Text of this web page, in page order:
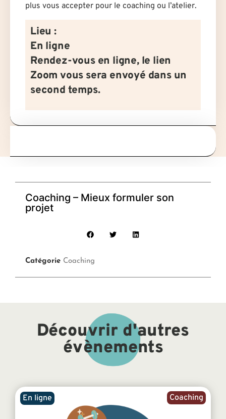
plus vous accepter pour le coaching ou l’atelier.
Lieu :
En ligne
Rendez-vous en ligne, le lien
Zoom vous sera envoyé dans un
second temps.
Coaching – Mieux formuler son
projet
Catégorie Coaching
Découvrir d'autres
évènements
Coaching
En ligne